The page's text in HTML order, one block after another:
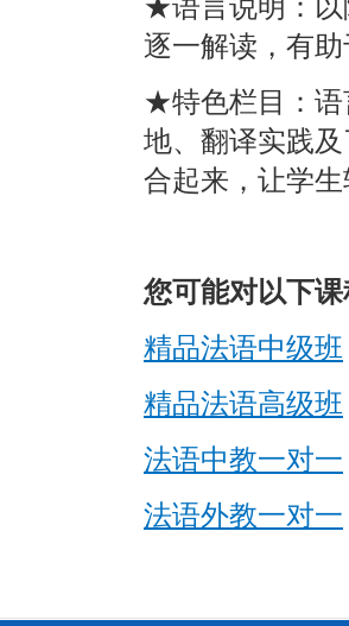
★语言说明：以
逐一解读，有
★特色栏目：语
地、翻译实践
合起来，让学
您可能对以下
精品法语中级班
精品法语高级班
法语中教一对一
法语外教一对一